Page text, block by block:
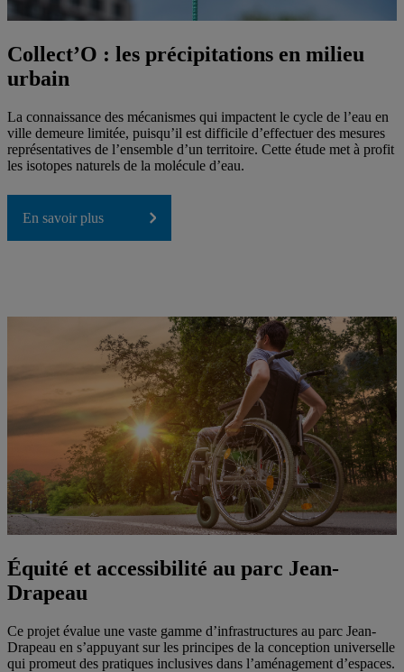
Collect’O : les précipitations en milieu
urbain
La connaissance des mécanismes qui impactent le cycle de l’eau en
ville demeure limitée, puisqu’il est difficile d’effectuer des mesures
représentatives de l’ensemble d’un territoire. Cette étude met à profit
les isotopes naturels de la molécule d’eau.
En savoir plus
Équité et accessibilité au parc Jean-
Drapeau
Ce projet évalue une vaste gamme d’infrastructures au parc Jean-
Drapeau en s’appuyant sur les principes de la conception universelle
qui promeut des pratiques inclusives dans l’aménagement d’espaces.